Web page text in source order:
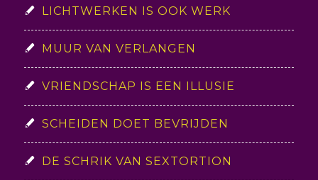
LICHTWERKEN IS OOK WERK
MUUR VAN VERLANGEN
VRIENDSCHAP IS EEN ILLUSIE
SCHEIDEN DOET BEVRIJDEN
DE SCHRIK VAN SEXTORTION